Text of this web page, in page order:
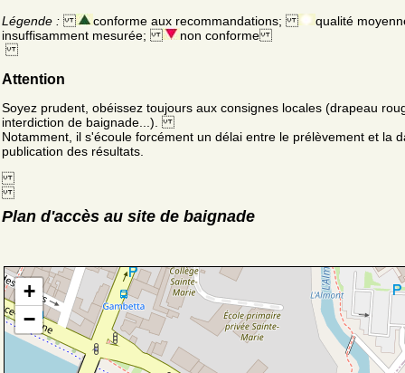
Légende : conforme aux recommandations;
qualité
insuffisamment mesurée;
non conforme
Attention
Soyez prudent, obéissez toujours aux consignes locales (drapeau
interdiction de baignade...).
Notamment, il s'écoule forcément un délai entre le prélèvement et la
publication des résultats.
Plan d'accès au site de baignade
+
−